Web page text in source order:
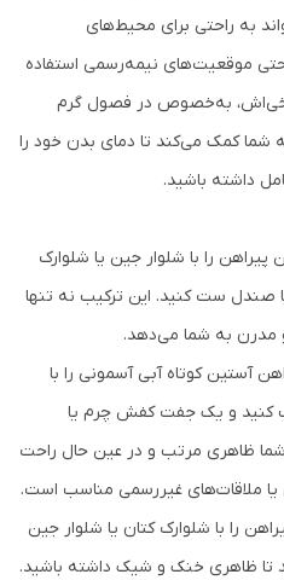
به راحتی برای محیط‌های
حتی موقعیت‌های نیمه‌رسمی استفاده
به‌خصوص در فصول گرم
شما کمک می‌کند تا دمای بدن خود را
داشته باشید.
پیراهن را با شلوار جین یا شلوارک
ست کنید. این ترکیب نه تنها
به شما می‌دهد.
آستین کوتاه آبی آسمونی را با
کنید و یک جفت کفش چرم یا
ظاهری مرتب و در عین حال راحت
ملاقات‌های غیررسمی مناسب است.
را با شلوارک کتان یا شلوار جین
ظاهری خنک و شیک داشته باشید.